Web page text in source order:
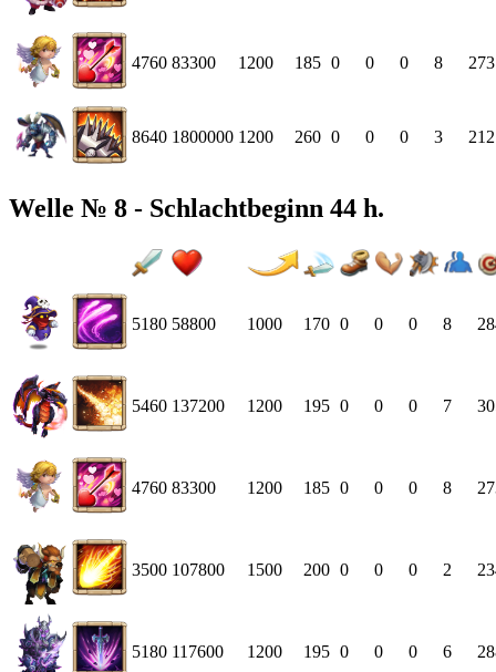
4760 83300 1200 185 0 0 0 8 273
8640 1800000 1200 260 0 0 0 3 212
Welle № 8 - Schlachtbeginn 44 h.
5180 58800 1000 170 0 0 0 8
5460 137200 1200 195 0 0 0 7
4760 83300 1200 185 0 0 0 8
3500 107800 1500 200 0 0 0 2
5180 117600 1200 195 0 0 0 6